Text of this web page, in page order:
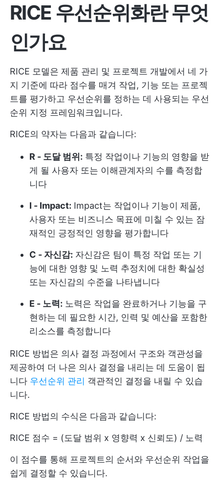
RICE 우선순위화란 무엇
인가요
RICE 모델은 제품 관리 및 프로젝트 개발에서 네 가
지 기준에 따라 점수를 매겨 작업, 기능 또는 프로젝
트를 평가하고 우선순위를 정하는 데 사용되는 우선
순위 지정 프레임워크입니다.
RICE의 약자는 다음과 같습니다:
R - 도달 범위: 특정 작업이나 기능의 영향을 받
게 될 사용자 또는 이해관계자의 수를 측정합
니다
I - Impact: Impact는 작업이나 기능이 제품,
사용자 또는 비즈니스 목표에 미칠 수 있는 잠
재적인 긍정적인 영향을 평가합니다
C - 자신감: 자신감은 팀이 특정 작업 또는 기
능에 대한 영향 및 노력 추정치에 대한 확실성
또는 자신감의 수준을 나타냅니다
E - 노력: 노력은 작업을 완료하거나 기능을 구
현하는 데 필요한 시간, 인력 및 예산을 포함한
리소스를 측정합니다
RICE 방법은 의사 결정 과정에서 구조와 객관성을
제공하여 더 나은 의사 결정을 내리는 데 도움이 됩
니다 우선순위 관리 객관적인 결정을 내릴 수 있습
니다.
RICE 방법의 수식은 다음과 같습니다:
RICE 점수 = (도달 범위 x 영향력 x 신뢰도) / 노력
이 점수를 통해 프로젝트의 순서와 우선순위 작업을
쉽게 결정할 수 있습니다.